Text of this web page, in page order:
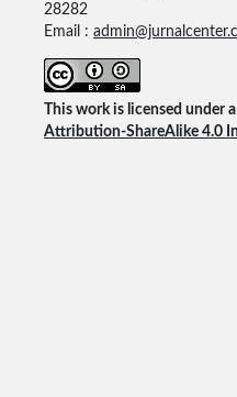
28282
Email :
This work is licensed under a
Attribution-ShareAlike 4.0